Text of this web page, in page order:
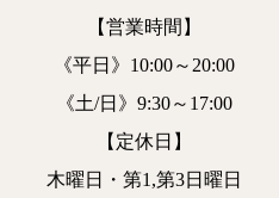
【営業時間】
《平日》10:00～20:00
《土/日》9:30～17:00
【定休日】
木曜日・第1,第3日曜日